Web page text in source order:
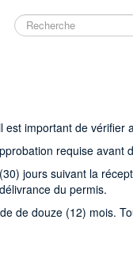
Rechercher
important de
requise
jours suivant la
du permis.
de douze (12) mois.